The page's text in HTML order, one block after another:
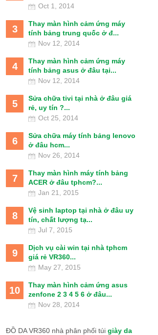
Oct 1, 2014
3
Thay màn hình cảm ứng máy
tính bảng trung quốc ở đ...
Nov 12, 2014
4
Thay màn hình cảm ứng máy
tính bảng asus ở đâu tại...
Nov 12, 2014
5
Sửa chữa tivi tại nhà ở đâu giá
rẻ, uy tín ?...
Oct 25, 2014
6
Sửa chữa máy tính bảng lenovo
ở đâu hcm...
Nov 26, 2014
7
Thay màn hình máy tính bảng
ACER ở đâu tphcm?...
Jan 21, 2015
8
Vệ sinh laptop tại nhà ở đâu uy
tín, chất lượng tạ...
Jul 7, 2015
9
Dịch vụ cài win tại nhà tphcm
giá rẻ VR360...
May 27, 2015
10
Thay màn hình cảm ứng asus
zenfone 2 3 4 5 6 ở đâu...
Nov 28, 2014
ĐỒ DA VR360 nhà phân phối túi giày da